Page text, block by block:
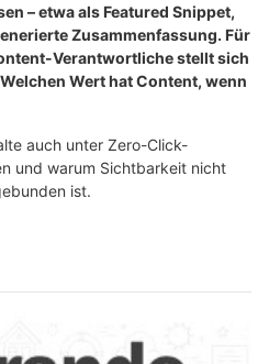
– etwa als Featured Snippet,
Zusammenfassung. Für
Verantwortliche stellt sich
Wert hat Content, wenn
auch unter Zero-Click-
und warum Sichtbarkeit nicht
ist.